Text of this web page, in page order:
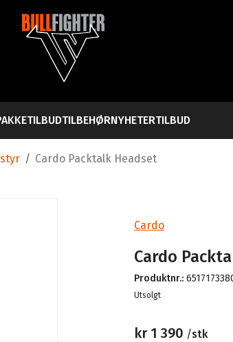
TILBEHØRNYHETERTILBUD
/ Cardo Packtalk Headset
Cardo
Cardo
Produktnr.:
Lager
Utsolgt
kr 1 390 /stk